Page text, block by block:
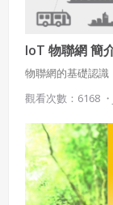
IoT 物聯網 簡
物聯網的基礎認識
觀看次數：6168 ・